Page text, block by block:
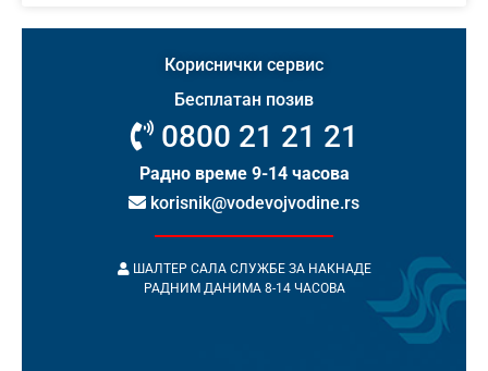
Кориснички сервис
Бесплатан позив
0800 21 21 21
Радно време 9-14 часова
korisnik@vodevojvodine.rs
ШАЛТЕР САЛА СЛУЖБЕ ЗА НАКНАДЕ
РАДНИМ ДАНИМА 8-14 ЧАСОВА